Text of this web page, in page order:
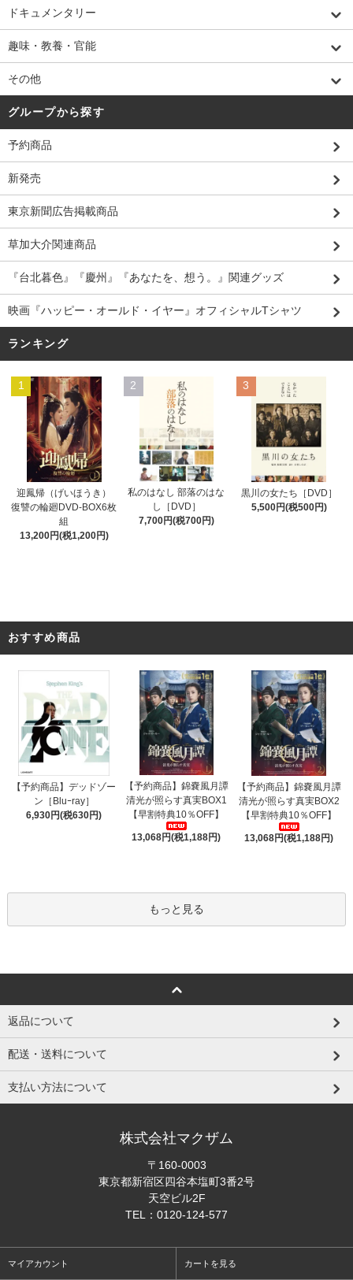
ドキュメンタリー
趣味・教養・官能
その他
グループから探す
予約商品
新発売
東京新聞広告掲載商品
草加大介関連商品
『台北暮色』『慶州』『あなたを、想う。』関連グッズ
映画『ハッピー・オールド・イヤー』オフィシャルTシャツ
ランキング
1
迎鳳帰（げいほうき）
復讐の輪廻DVD-BOX6枚
組
13,200円(税1,200円)
2
私のはなし 部落のはな
し［DVD］
7,700円(税700円)
3
黒川の女たち［DVD］
5,500円(税500円)
おすすめ商品
【予約商品】デッドゾー
ン［Bluｰray］
6,930円(税630円)
【予約商品】錦嚢風月譚
清光が照らす真実BOX1
【早割特典10％OFF】
13,068円(税1,188円)
【予約商品】錦嚢風月譚
清光が照らす真実BOX2
【早割特典10％OFF】
13,068円(税1,188円)
もっと見る
返品について
配送・送料について
支払い方法について
株式会社マクザム
〒160-0003
東京都新宿区四谷本塩町3番2号
天空ビル2F
TEL：0120-124-577
マイアカウント カートを見る